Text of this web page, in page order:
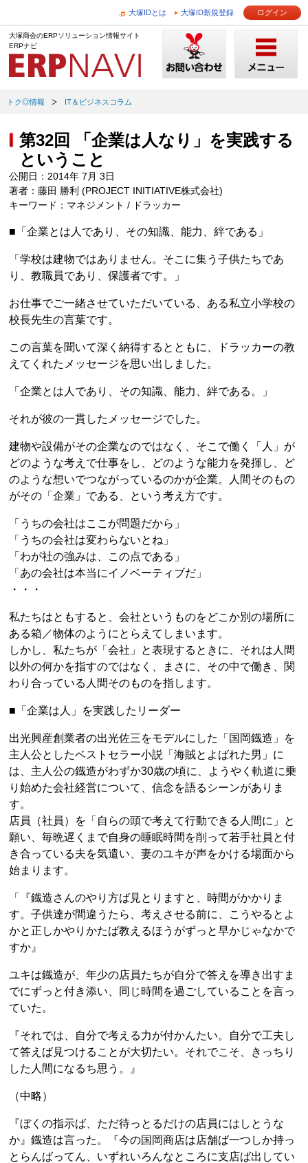
大塚IDとは 大塚ID新規登録 ログイン
大塚商会のERPソリューション情報サイト
ERPナビ
トク◎情報 IT＆ビジネスコラム
第32回 「企業は人なり」を実践する
ということ
公開日：2014年 7月 3日
著者：藤田 勝利 (PROJECT INITIATIVE株式会社)
キーワード：マネジメント / ドラッカー
■「企業とは人であり、その知識、能力、絆である」
「学校は建物ではありません。そこに集う子供たちであ
り、教職員であり、保護者です。」
お仕事でご一緒させていただいている、ある私立小学校の
校長先生の言葉です。
この言葉を聞いて深く納得するとともに、ドラッカーの教
えてくれたメッセージを思い出しました。
「企業とは人であり、その知識、能力、絆である。」
それが彼の一貫したメッセージでした。
建物や設備がその企業なのではなく、そこで働く「人」が
どのような考えで仕事をし、どのような能力を発揮し、ど
のような想いでつながっているのかが企業。人間そのもの
がその「企業」である、という考え方です。
「うちの会社はここが問題だから」
「うちの会社は変わらないとね」
「わが社の強みは、この点である」
「あの会社は本当にイノベーティブだ」
・・・
私たちはともすると、会社というものをどこか別の場所に
ある箱／物体のようにとらえてしまいます。
しかし、私たちが「会社」と表現するときに、それは人間
以外の何かを指すのではなく、まさに、その中で働き、関
わり合っている人間そのものを指します。
■「企業は人」を実践したリーダー
出光興産創業者の出光佐三をモデルにした「国岡鐡造」を
主人公としたベストセラー小説「海賊とよばれた男」に
は、主人公の鐡造がわずか30歳の頃に、ようやく軌道に乗
り始めた会社経営について、信念を語るシーンがありま
す。
店員（社員）を「自らの頭で考えて行動できる人間に」と
願い、毎晩遅くまで自身の睡眠時間を削って若手社員と付
き合っている夫を気遣い、妻のユキが声をかける場面から
始まります。
「『鐡造さんのやり方ば見とりますと、時間がかかりま
す。子供達が間違うたら、考えさせる前に、こうやるとよ
かと正しかやりかたば教えるほうがずっと早かじゃなかで
すか』
ユキは鐡造が、年少の店員たちが自分で答えを導き出すま
でにずっと付き添い、同じ時間を過ごしていることを言っ
ていた。
『それでは、自分で考える力が付かんたい。自分で工夫し
て答えば見つけることが大切たい。それでこそ、きっちり
した人間になるち思う。』
（中略）
『ぼくの指示ば、ただ待っとるだけの店員にはしとうな
か』鐡造は言った。『今の国岡商店は店舗ば一つしか持っ
とらんばってん、いずれいろんなところに支店ば出してい